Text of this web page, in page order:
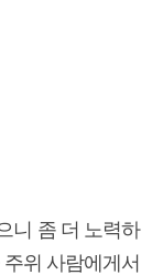
니 좀 더 노력하
위 사람에게서